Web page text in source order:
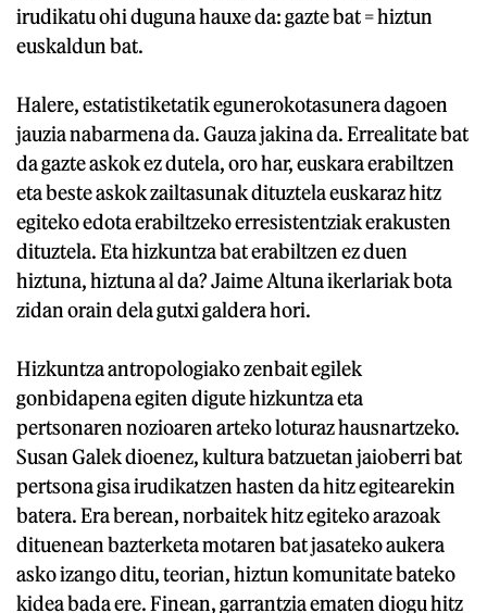
irudikatu ohi duguna hauxe da: gazte bat = hiztun
euskaldun bat.
Halere, estatistiketatik egunerokotasunera dagoen
jauzia nabarmena da. Gauza jakina da. Errealitate bat
da gazte askok ez dutela, oro har, euskara erabiltzen
eta beste askok zailtasunak dituztela euskaraz hitz
egiteko edota erabiltzeko erresistentziak erakusten
dituztela. Eta hizkuntza bat erabiltzen ez duen
hiztuna, hiztuna al da? Jaime Altuna ikerlariak bota
zidan orain dela gutxi galdera hori.
Hizkuntza antropologiako zenbait egilek
gonbidapena egiten digute hizkuntza eta
pertsonaren nozioaren arteko loturaz hausnartzeko.
Susan Galek dioenez, kultura batzuetan jaioberri bat
pertsona gisa irudikatzen hasten da hitz egitearekin
batera. Era berean, norbaitek hitz egiteko arazoak
dituenean bazterketa motaren bat jasateko aukera
asko izango ditu, teorian, hiztun komunitate bateko
kidea bada ere. Finean, garrantzia ematen diogu hitz